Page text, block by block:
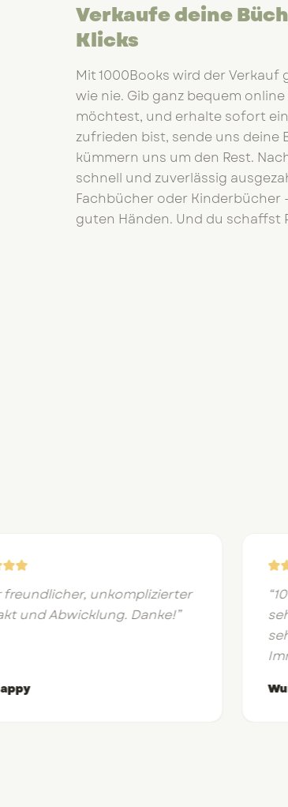
Verkaufe deine
Klicks
Mit 1000Books wird der
wie nie. Gib ganz bequem
möchtest, und erhalte sofort
zufrieden bist, sende uns deine
kümmern uns um den Rest.
schnell und zuverlässig
Fachbücher oder Kinderbücher
guten Händen. Und du schaffst
unkomplizierter
Abwicklung. Danke!”